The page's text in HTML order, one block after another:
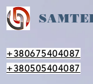
SAM
+380675404087
+380505404087